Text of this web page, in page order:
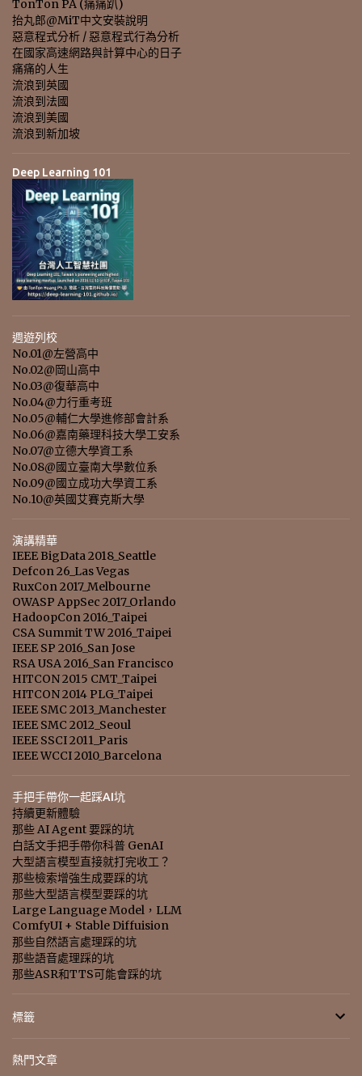
TonTon PA (痛痛趴)
抬丸郎@MiT中文安裝說明
惡意程式分析 / 惡意程式行為分析
在國家高速網路與計算中心的日子
痛痛的人生
流浪到英國
流浪到法國
流浪到美國
流浪到新加坡
Deep Learning 101
週遊列校
No.01@左營高中
No.02@岡山高中
No.03@復華高中
No.04@力行重考班
No.05@輔仁大學進修部會計系
No.06@嘉南藥理科技大學工安系
No.07@立德大學資工系
No.08@國立臺南大學數位系
No.09@國立成功大學資工系
No.10@英國艾賽克斯大學
演講精華
IEEE BigData 2018_Seattle
Defcon 26_Las Vegas
RuxCon 2017_Melbourne
OWASP AppSec 2017_Orlando
HadoopCon 2016_Taipei
CSA Summit TW 2016_Taipei
IEEE SP 2016_San Jose
RSA USA 2016_San Francisco
HITCON 2015 CMT_Taipei
HITCON 2014 PLG_Taipei
IEEE SMC 2013_Manchester
IEEE SMC 2012_Seoul
IEEE SSCI 2011_Paris
IEEE WCCI 2010_Barcelona
手把手帶你一起踩AI坑
持續更新體驗
那些 AI Agent 要踩的坑
白話文手把手帶你科普 GenAI
大型語言模型直接就打完收工？
那些檢索增強生成要踩的坑
那些大型語言模型要踩的坑
Large Language Model，LLM
ComfyUI + Stable Diffuision
那些自然語言處理踩的坑
那些語音處理踩的坑
那些ASR和TTS可能會踩的坑
標籤
熱門文章